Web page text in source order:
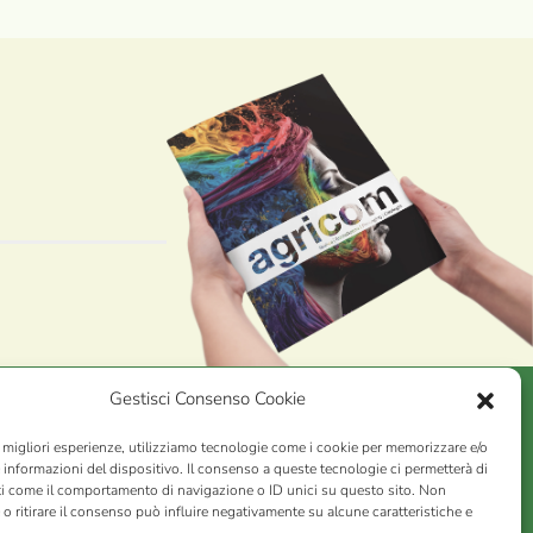
Gestisci Consenso Cookie
migliori esperienze, utilizziamo tecnologie come i cookie per memorizzare e/o
informazioni del dispositivo. Il consenso a queste tecnologie ci permetterà di
come il comportamento di navigazione o ID unici su questo sito. Non
ritirare il consenso può influire negativamente su alcune caratteristiche e
AGRICOMs.r.l.
n. 01078860473 | Capitale sociale 60.200,00 Int. versato |
Economico Amministrativo C.C.I.A.A. di Pistoia n. 117066